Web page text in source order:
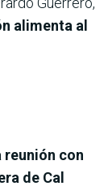
alimenta al
reunión con
de Cal